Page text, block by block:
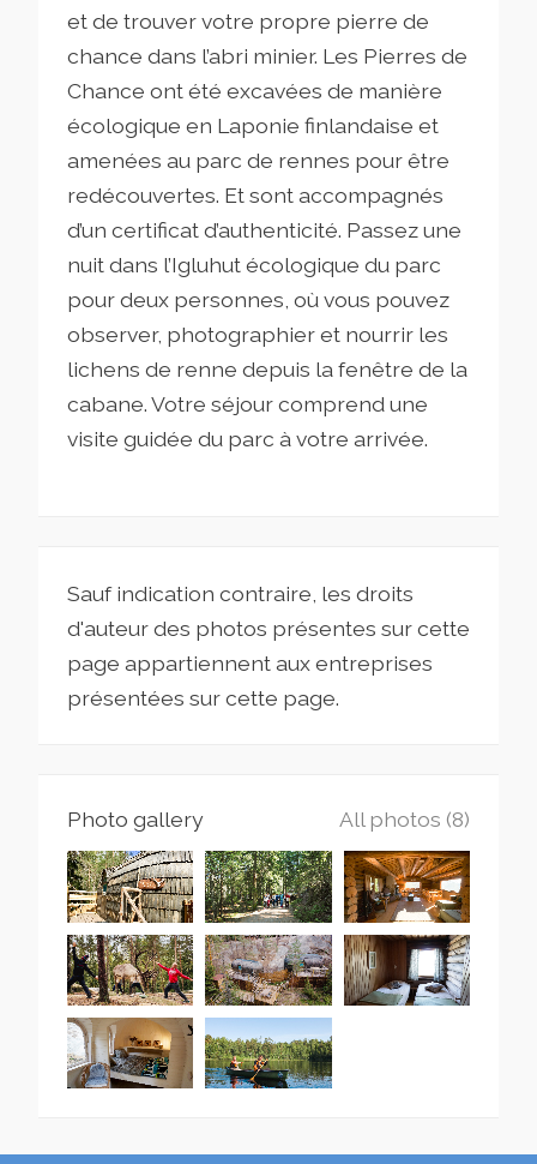
et de trouver votre propre pierre de
chance dans l’abri minier. Les Pierres de
Chance ont été excavées de manière
écologique en Laponie finlandaise et
amenées au parc de rennes pour être
redécouvertes. Et sont accompagnés
d’un certificat d’authenticité. Passez une
nuit dans l’Igluhut écologique du parc
pour deux personnes, où vous pouvez
observer, photographier et nourrir les
lichens de renne depuis la fenêtre de la
cabane. Votre séjour comprend une
visite guidée du parc à votre arrivée.
Sauf indication contraire, les droits
d'auteur des photos présentes sur cette
page appartiennent aux entreprises
présentées sur cette page.
Photo gallery All photos (8)